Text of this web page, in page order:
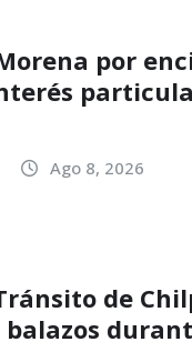
por
Ago 8, 2026
de